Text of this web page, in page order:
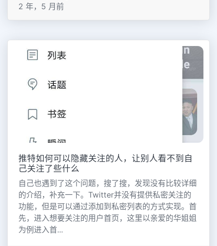
2 年，5 月前
推特如何可以隐藏关注的人，让别人看不到自
己关注了些什么
自己也遇到了这个问题，搜了搜，发现没有比较详细
的介绍，补充一下。Twitter并没有提供私密关注的
功能，但是可以通过添加到私密列表的方式实现。首
先，进入想要关注的用户首页，这里以亲爱的华姐姐
为例进入首...